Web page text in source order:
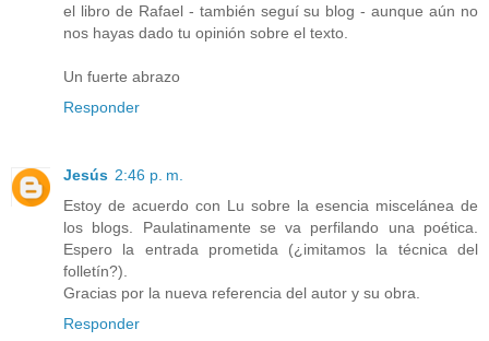
el libro de Rafael - también seguí su blog - aunque aún no
nos hayas dado tu opinión sobre el texto.
Un fuerte abrazo
Responder
Jesús 2:46 p. m.
Estoy de acuerdo con Lu sobre la esencia miscelánea de
los blogs. Paulatinamente se va perfilando una poética.
Espero la entrada prometida (¿imitamos la técnica del
folletín?).
Gracias por la nueva referencia del autor y su obra.
Responder